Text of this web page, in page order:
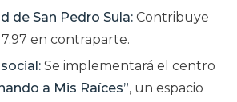
de San Pedro Sula: Contribuye
en contraparte.
Se implementará el centro
a Mis Raíces”, un espacio